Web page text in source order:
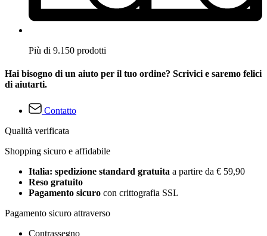
Più di 9.150 prodotti
Hai bisogno di un aiuto per il tuo ordine? Scrivici e saremo felici
di aiutarti.
Contatto
Qualità verificata
Shopping sicuro e affidabile
Italia: spedizione standard gratuita a partire da € 59,90
Reso gratuito
Pagamento sicuro con crittografia SSL
Pagamento sicuro attraverso
Contrassegno